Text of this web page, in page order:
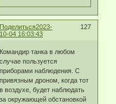
Поделиться 127
2023-
10-04 16:03:43
Командир танка в любом
случае пользуется
приборами наблюдения. С
привязным дроном, когда тот
в воздухе, будет наблюдать
за окружающей обстановкой